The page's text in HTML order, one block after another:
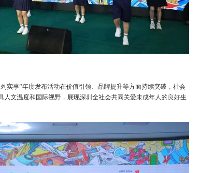
实事”年度发布活动在价值引领、品牌提升等方面持续突破，社会
人文温度和国际视野，展现深圳全社会共同关爱未成年人的良好生